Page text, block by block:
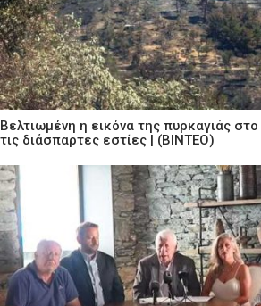
Βελτιωμένη η εικόνα της πυρκαγιάς
τις διάσπαρτες εστίες | (ΒΙΝΤΕΟ)